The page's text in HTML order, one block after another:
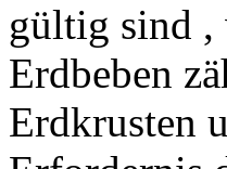
gültig sind ,
Erdbeben
Erdkrusten